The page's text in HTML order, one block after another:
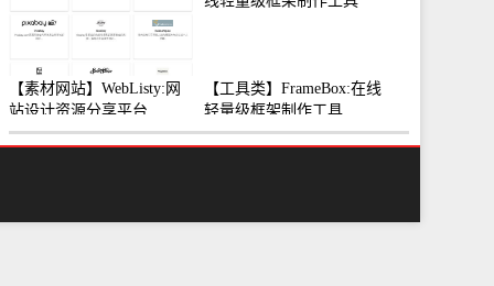
【素材网站】WebListy:网
站设计资源分享平台
【工具类】FrameBox:在线
轻量级框架制作工具